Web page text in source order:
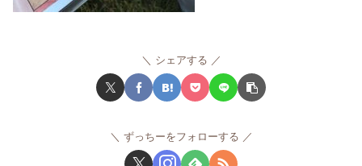
シェアする
ずっちーをフォローする